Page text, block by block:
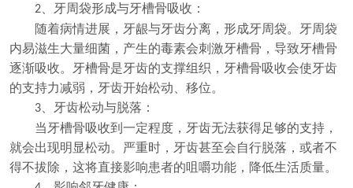
2、 牙周袋形成与牙槽骨吸收：
随着病情进展，牙龈与牙齿分离，形成牙周袋。牙周袋
内易滋生大量细菌，产生的毒素会刺激牙槽骨，导致牙槽骨
逐渐吸收。牙槽骨是牙齿的支撑组织，牙槽骨吸收会使牙齿
的支持力减弱，牙齿开始松动、移位。
3、 牙齿松动与脱落：
当牙槽骨吸收到一定程度，牙齿无法获得足够的支持，
就会出现明显松动。严重时，牙齿甚至会自行脱落，或者不
得不拔除，这将直接影响患者的咀嚼功能，降低生活质量。